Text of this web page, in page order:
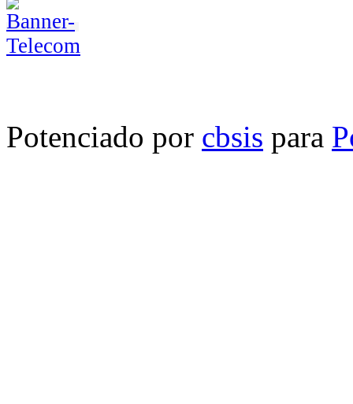
Potenciado por cbsis para